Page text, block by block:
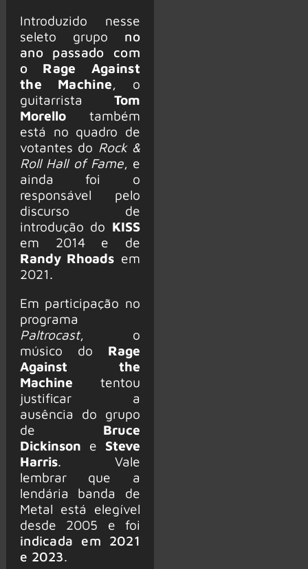
Introduzido nesse
seleto grupo no
ano passado com
o Rage Against
the Machine , o
guitarrista Tom
Morellotambém
está no quadro de
votantes do Rock &
Roll Hall of Fame, e
ainda foi o
responsável pelo
discurso de
introdução do KISS
em 2014 e de
Randy Rhoads em
2021.
Em participação no
programa
Paltrocast, o
músico do Rage
Against the
Machine tentou
justificar a
ausência do grupo
de Bruce
Dickinson e Steve
Harris. Vale
lembrar que a
lendária banda de
Metal está elegível
desde 2005 e foi
indicada em 2021
e 2023.